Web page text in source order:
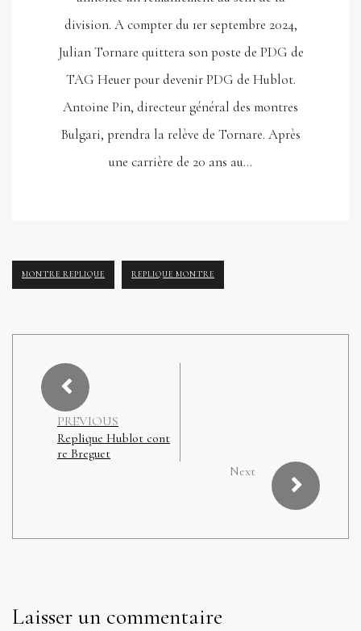
division. A compter du 1er septembre 2024,
Julian Tornare quittera son poste de PDG de
TAG Heuer pour devenir PDG de Hublot.
Antoine Pin, directeur général des montres
Bulgari, prendra la relève de Tornare. Après
une carrière de 20 ans au…
MONTRE REPLIQUE REPLIQUE MONTRE
PREVIOUS
Replique Hublot cont
re Breguet
Next
Laisser un commentaire